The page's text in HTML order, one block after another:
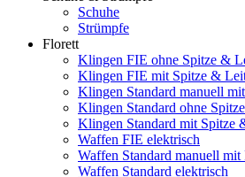
Schuhe
Strümpfe
Florett
Klingen FIE ohne Spitze &
Klingen FIE mit Spitze &
Klingen Standard manuell
Klingen Standard ohne
Klingen Standard mit Spitze
Waffen FIE elektrisch
Waffen Standard manuell mit
Waffen Standard elektrisch